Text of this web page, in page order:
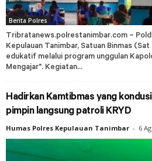
Berita Polres
Tribratanews.polrestanimbar.com –
Kepulauan Tanimbar, Satuan Binmas
edukatif melalui program unggulan
Mengajar". Kegiatan...
Hadirkan Kamtibmas yang
pimpin langsung patroli KRYD
Humas Polres Kepulauan Tanimbar - 6